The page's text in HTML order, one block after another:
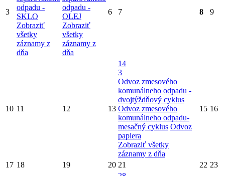
3
odpadu -
SKLO
Zobraziť
všetky
záznamy z
dňa
odpadu -
OLEJ
Zobraziť
všetky
záznamy z
dňa
6 7 8 9
10 11 12 13
14
3
Odvoz zmesového
komunálneho odpadu -
dvojtýždňový cyklus
Odvoz zmesového
komunálneho odpadu-
mesačný cyklus Odvoz
papiera
Zobraziť všetky
záznamy z dňa
15 16
17 18 19 20 21 22 23